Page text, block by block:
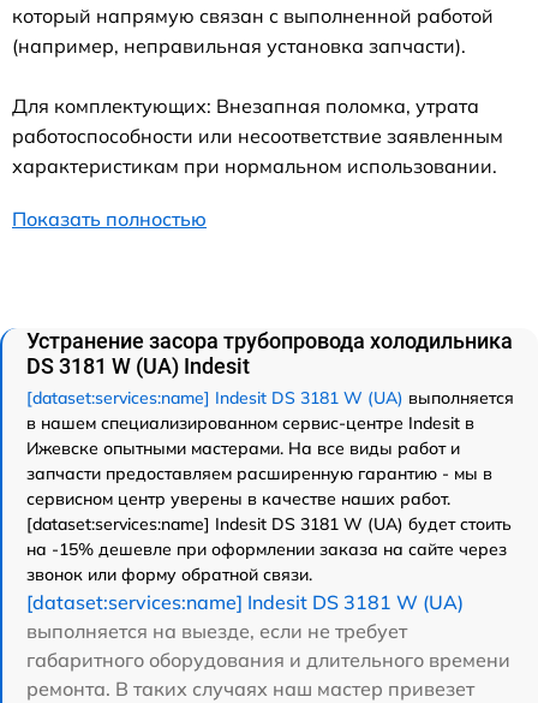
который напрямую связан с выполненной работой
(например, неправильная установка запчасти).
Для комплектующих: Внезапная поломка, утрата
работоспособности или несоответствие заявленным
характеристикам при нормальном использовании.
Показать полностью
Устранение засора трубопровода холодильника
DS 3181 W (UA) Indesit
[dataset:services:name] Indesit DS 3181 W (UA) выполняется
в нашем специализированном сервис-центре Indesit в
Ижевске опытными мастерами. На все виды работ и
запчасти предоставляем расширенную гарантию - мы в
сервисном центр уверены в качестве наших работ.
[dataset:services:name] Indesit DS 3181 W (UA) будет стоить
на -15% дешевле при оформлении заказа на сайте через
звонок или форму обратной связи.
[dataset:services:name] Indesit DS 3181 W (UA)
выполняется на выезде, если не требует
габаритного оборудования и длительного времени
ремонта. В таких случаях наш мастер привезет